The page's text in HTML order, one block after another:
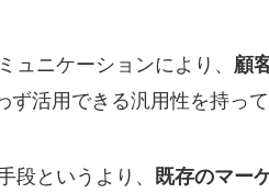
ニケーションにより、 顧
活用できる汎用性を持って
段というより、 既存のマー